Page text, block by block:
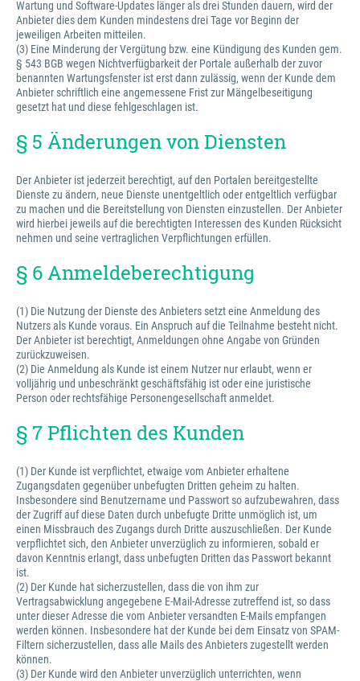
Wartung und Software-Updates länger als drei Stunden dauern, wird der
Anbieter dies dem Kunden mindestens drei Tage vor Beginn der
jeweiligen Arbeiten mitteilen.
(3) Eine Minderung der Vergütung bzw. eine Kündigung des Kunden gem.
§ 543 BGB wegen Nichtverfügbarkeit der Portale außerhalb der zuvor
benannten Wartungsfenster ist erst dann zulässig, wenn der Kunde dem
Anbieter schriftlich eine angemessene Frist zur Mängelbeseitigung
gesetzt hat und diese fehlgeschlagen ist.
§ 5 Änderungen von Diensten
Der Anbieter ist jederzeit berechtigt, auf den Portalen bereitgestellte
Dienste zu ändern, neue Dienste unentgeltlich oder entgeltlich verfügbar
zu machen und die Bereitstellung von Diensten einzustellen. Der Anbieter
wird hierbei jeweils auf die berechtigten Interessen des Kunden Rücksicht
nehmen und seine vertraglichen Verpflichtungen erfüllen.
§ 6 Anmeldeberechtigung
(1) Die Nutzung der Dienste des Anbieters setzt eine Anmeldung des
Nutzers als Kunde voraus. Ein Anspruch auf die Teilnahme besteht nicht.
Der Anbieter ist berechtigt, Anmeldungen ohne Angabe von Gründen
zurückzuweisen.
(2) Die Anmeldung als Kunde ist einem Nutzer nur erlaubt, wenn er
volljährig und unbeschränkt geschäftsfähig ist oder eine juristische
Person oder rechtsfähige Personengesellschaft anmeldet.
§ 7 Pflichten des Kunden
(1) Der Kunde ist verpflichtet, etwaige vom Anbieter erhaltene
Zugangsdaten gegenüber unbefugten Dritten geheim zu halten.
Insbesondere sind Benutzername und Passwort so aufzubewahren, dass
der Zugriff auf diese Daten durch unbefugte Dritte unmöglich ist, um
einen Missbrauch des Zugangs durch Dritte auszuschließen. Der Kunde
verpflichtet sich, den Anbieter unverzüglich zu informieren, sobald er
davon Kenntnis erlangt, dass unbefugten Dritten das Passwort bekannt
ist.
(2) Der Kunde hat sicherzustellen, dass die von ihm zur
Vertragsabwicklung angegebene E-Mail-Adresse zutreffend ist, so dass
unter dieser Adresse die vom Anbieter versandten E-Mails empfangen
werden können. Insbesondere hat der Kunde bei dem Einsatz von SPAM-
Filtern sicherzustellen, dass alle Mails des Anbieters zugestellt werden
können.
(3) Der Kunde wird den Anbieter unverzüglich unterrichten, wenn